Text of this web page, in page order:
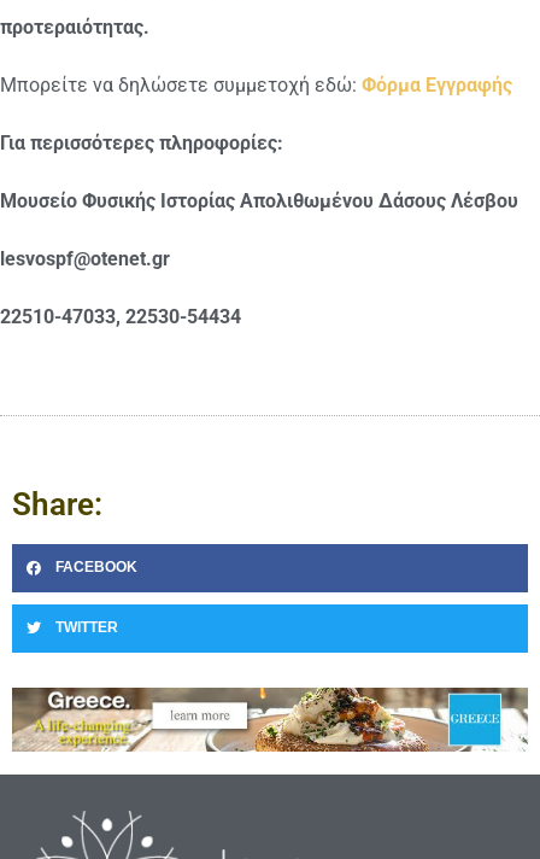
προτεραιότητας.
Μπορείτε να δηλώσετε συμμετοχή εδώ: Φόρμα Εγγραφής
Για περισσότερες πληροφορίες:
Μουσείο Φυσικής Ιστορίας Απολιθωμένου Δάσους Λέσβου
lesvospf@otenet.gr
22510-47033, 22530-54434
Share:
FACEBOOK
TWITTER